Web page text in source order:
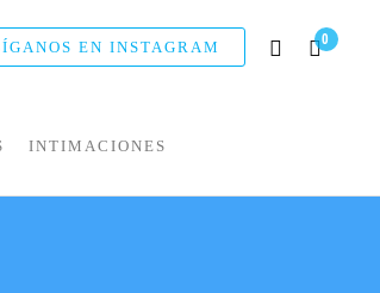
0
EN INSTAGRAM
INTIMACIONES